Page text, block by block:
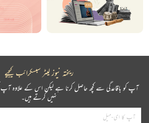
ریختہ نیوز لیٹر سبسکرائب کیجیے
آپ کو باقاعدگی سے کچھ حاصل کرنا ہے لیکن اس کے علاوہ آپ
نہیں کرتے ہیں۔